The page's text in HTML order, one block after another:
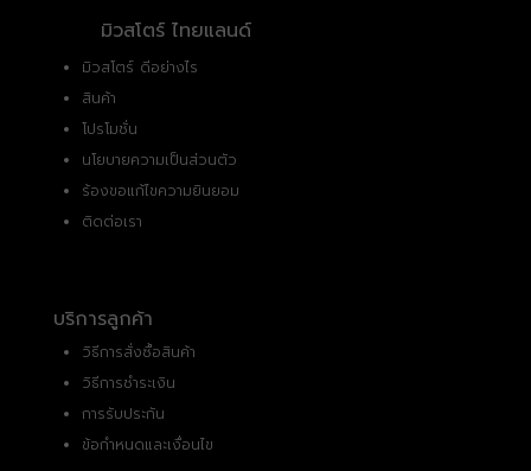
มิวสโตร์ ไทยแลนด์
มิวสโตร์ ดีอย่างไร
สินค้า
โปรโมชั่น
นโยบายความเป็นส่วนตัว
ร้องขอแก้ไขความยินยอม
ติดต่อเรา
บริการลูกค้า
วิธีการสั่งซื้อสินค้า
วิธีการชำระเงิน
การรับประกัน
ข้อกำหนดและเงื่อนไข